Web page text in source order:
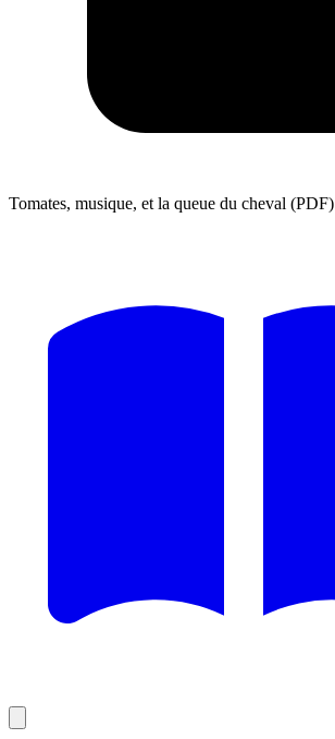
Tomates, musique, et la queue du cheval (PDF)